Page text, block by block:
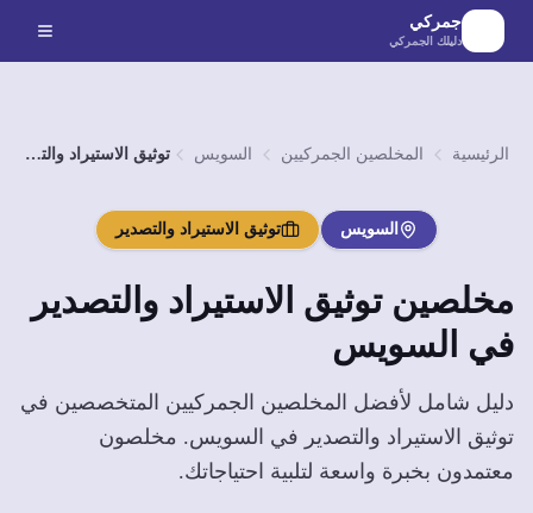
الانتقال إلى المحتوى الرئيسي
جمركي
دليلك الجمركي
الرئيسية المخلصين الجمركيين السويس توثيق الاستيراد والتصدير
السويس توثيق الاستيراد والتصدير
مخلصينتوثيق الاستيراد والتصدير
في السويس
دليل شامل لأفضل المخلصين الجمركيين المتخصصين في
توثيق الاستيراد والتصدير في السويس. مخلصون
معتمدون بخبرة واسعة لتلبية احتياجاتك.